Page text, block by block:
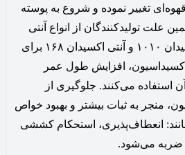
تغییر نموده و شروع به پوسته
علت تولیدکنندگان از انواع آنتی
اکسیدان‌ها، مثل آنتی اکسیدان ۱۰۱۰ و آنتی اکسیدان‌ ۱۶۸ برای
افزایش طول عمر
استفاده می‌کنند. جلوگیری از
منجر به ثبات بیشتر و بهبود خواص
انعطاف‌پذیری، استحکام کششی
ضربه می‌شود.